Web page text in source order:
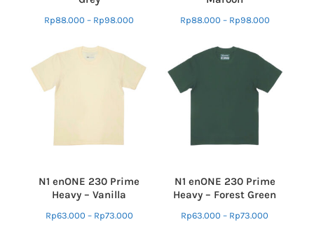
Rp88.000 – Rp98.000 Rp88.000 – Rp98.000
N1 enONE 230 Prime
Heavy – Vanilla
Rp63.000 – Rp73.000
N1 enONE 230 Prime
Heavy – Forest Green
Rp63.000 – Rp73.000